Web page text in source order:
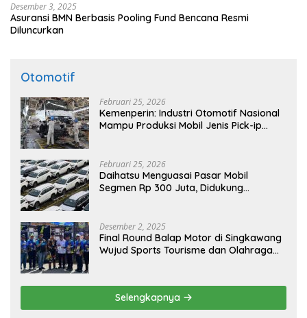
Desember 3, 2025
Asuransi BMN Berbasis Pooling Fund Bencana Resmi
Diluncurkan
Otomotif
Februari 25, 2026
Kemenperin: Industri Otomotif Nasional
Mampu Produksi Mobil Jenis Pick-ip
Februari 25, 2026
Daihatsu Menguasai Pasar Mobil
Segmen Rp 300 Juta, Didukung
Desember 2, 2025
Final Round Balap Motor di Singkawang
Wujud Sports Tourisme dan Olahraga
Selengkapnya